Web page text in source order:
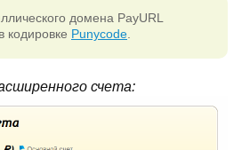
домена PayURL
кодировке Punycode.
счета: